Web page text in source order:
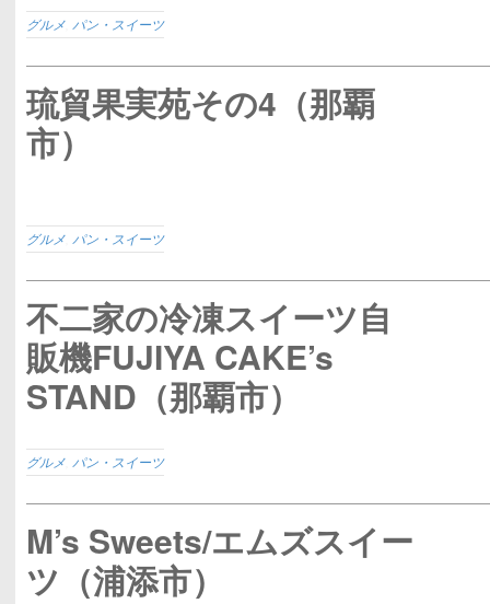
グルメ パン・スイーツ
琉貿果実苑その4（那覇
市）
グルメ パン・スイーツ
不二家の冷凍スイーツ自
販機FUJIYA CAKE’s
STAND（那覇市）
グルメ パン・スイーツ
M’s Sweets/エムズスイー
ツ（浦添市）